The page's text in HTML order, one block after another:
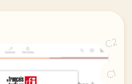
C2
C1